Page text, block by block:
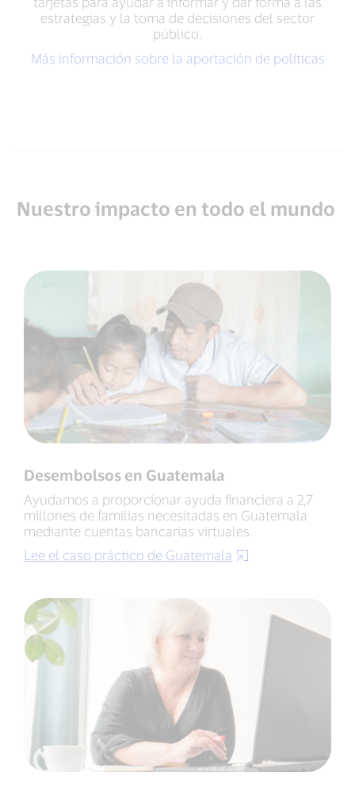
estrategias y la toma de decisiones del sector
público.
Más información sobre la aportación de políticas
Nuestro impacto en todo el mundo
Desembolsos en Guatemala
Ayudamos a proporcionar ayuda financiera a 2,7
millones de familias necesitadas en Guatemala
mediante cuentas bancarias virtuales.
Lee el caso práctico de Guatemala